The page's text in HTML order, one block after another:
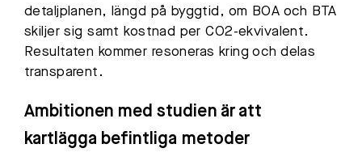
detaljplanen, längd på byggtid, om BOA och BTA
skiljer sig samt kostnad per CO2-ekvivalent.
Resultaten kommer resoneras kring och delas
transparent.
Ambitionen med studien är att
kartlägga befintliga metoder